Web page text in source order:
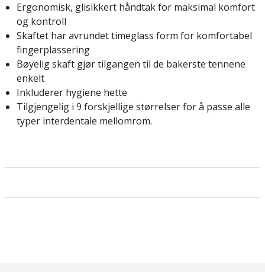
Ergonomisk, glisikkert håndtak for maksimal komfort
og kontroll
Skaftet har avrundet timeglass form for komfortabel
fingerplassering
Bøyelig skaft gjør tilgangen til de bakerste tennene
enkelt
Inkluderer hygiene hette
Tilgjengelig i 9 forskjellige størrelser for å passe alle
typer interdentale mellomrom.